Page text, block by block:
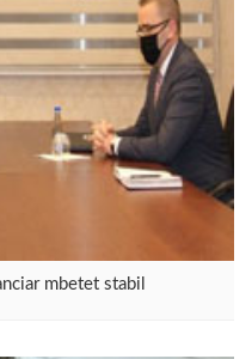
mbetet stabil